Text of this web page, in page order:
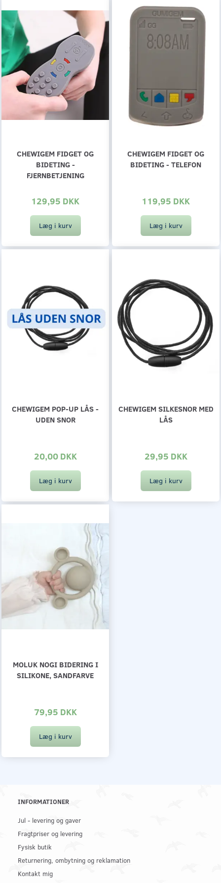
CHEWIGEM FIDGET OG
BIDETING -
FJERNBETJENING
129,95 DKK
Læg i kurv
CHEWIGEM FIDGET OG
BIDETING - TELEFON
119,95 DKK
Læg i kurv
CHEWIGEM POP-UP LÅS -
UDEN SNOR
20,00 DKK
Læg i kurv
CHEWIGEM SILKESNOR MED
LÅS
29,95 DKK
Læg i kurv
MOLUK NOGI BIDERING I
SILIKONE, SANDFARVE
79,95 DKK
Læg i kurv
INFORMATIONER
Jul - levering og gaver
Fragtpriser og levering
Fysisk butik
Returnering, ombytning og reklamation
Kontakt mig